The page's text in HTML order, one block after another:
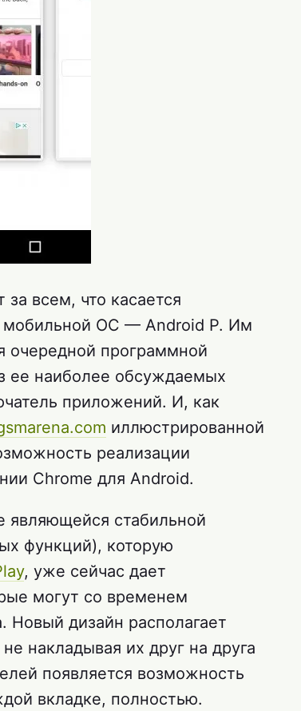
всем, что касается
мобильной ОС — Android P. Им
очередной программной
ее наиболее обсуждаемых
приложений. И, как
иллюстрированной
реализации
Chrome для Android.
являющейся стабильной
функций), которую
, уже сейчас дает
могут со временем
Новый дизайн располагает
накладывая их друг на друга
появляется возможность
вкладке, полностью.